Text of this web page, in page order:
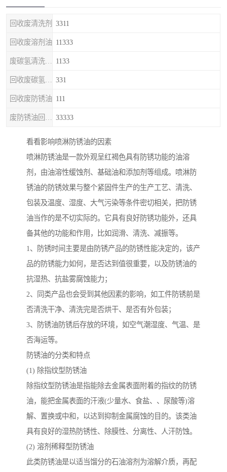
回收废清洗剂 3311
回收废溶剂油 11333
1133
331
回收废防锈油 111
33333
看看影响喷淋防锈油的因素
喷淋防锈油是一款外观呈红褐色具有防锈功能的油溶
剂，由油溶性缓蚀剂、基础油和添加剂等组成。喷淋防
锈油的防锈效果与整个紧固件生产的生产工艺、清洗、
包装及温度、湿度、大气污染等条件密切相关，把防锈
油当作的是不切实际的。它具有良好防锈功能外，还具
备其他的功能和作用，比如润滑、清洗、减振等。
1、防锈时间主要是由防锈产品的防锈性能决定的，该产
品的防锈能力如何，是否达到值很重要，以及防锈油的
抗湿热、抗盐雾腐蚀能力；
2、同类产品也会受到其他因素的影响，如工件防锈前是
否清洗干净、清洗完是否烘干、是否有外包装；
3、防锈油防锈后存放的环境，如空气潮湿度、气温、是
否海运等。
防锈油的分类和特点
(1) 除指纹型防锈油
除指纹型防锈油是指能除去金属表面附着的指纹的防锈
油，能把金属表面的汗液(少量水、食盐、、尿酸等)溶
解、置换或中和，以达到抑制金属腐蚀的目的。该类油
具有良好的湿热防锈性、除膜性、分离性、人汗防蚀。
(2) 溶剂稀释型防锈油
此类防锈油是以适当馏分的石油溶剂为溶解介质，再配